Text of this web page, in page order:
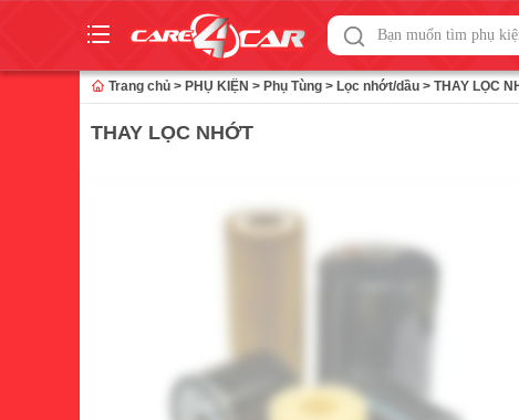
Trang chủ > PHỤ KIỆN > Phụ Tùng > Lọc nhớt/dầu > THAY LỌC
THAY LỌC NHỚT